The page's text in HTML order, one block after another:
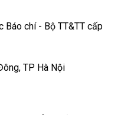
Báo chí - Bộ TT&TT cấp
TP Hà Nội